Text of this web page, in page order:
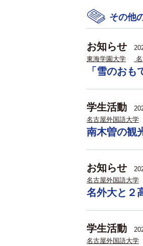
その他
お知らせ
東海学園大学
「雪のお
学生活動
名古屋外国語大学
南木曽の
お知らせ
名古屋外国語大学
名外大と２
学生活動
名古屋外国語大学